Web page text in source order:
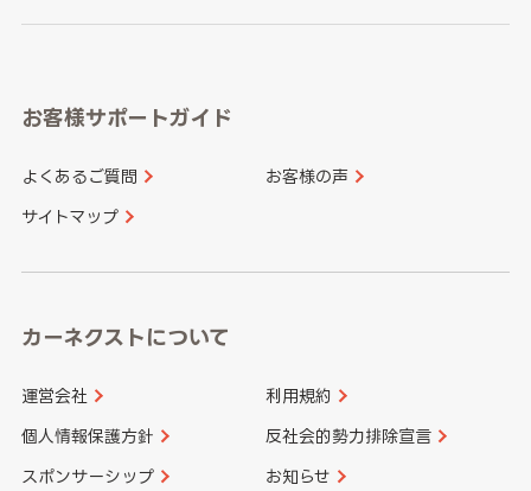
愛知県
和歌山県
山口県
香川県 愛媛県
長崎県
大分県 宮崎県
お客様サポートガイド
よくあるご質問 お客様の声
サイトマップ
カーネクストについて
運営会社 利用規約
個人情報保護方針 反社会的勢力排除宣言
スポンサーシップ お知らせ